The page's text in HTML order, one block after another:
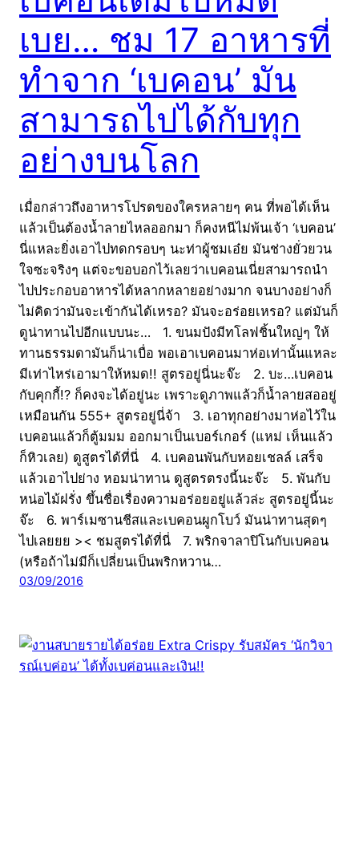
เบย… ชม 17 อาหารที่
ทำจาก ‘เบคอน’ มัน
สามารถไปได้กับทุก
อย่างบนโลก
เมื่อกล่าวถึงอาหารโปรดของใครหลายๆ คน ที่พอได้เห็น
แล้วเป็นต้องน้ำลายไหลออกมา ก็คงหนีไม่พ้นเจ้า ‘เบคอน’
นี่แหละยิ่งเอาไปทดกรอบๆ นะท่าผู้ชมเอ๋ย มันช่างยั่วยวน
ใจซะจริงๆ แต่จะขอบอกไว้เลยว่าเบคอนเนี่ยสามารถนำ
ไปประกอบอาหารได้หลากหลายอย่างมาก จนบางอย่างก็
ไม่คิดว่ามันจะเข้ากันได้เหรอ? มันจะอร่อยเหรอ? แต่มันก็
ดูน่าทานไปอีกแบบนะ… 1. ขนมปังมีทโลฟชิ้นใหญ่ๆ ให้
ทานธรรมดามันก็น่าเบื่อ พอเอาเบคอนมาห่อเท่านั้นแหละ
มีเท่าไหร่เอามาให้หมด!! สูตรอยู่นี่นะจ๊ะ 2. บะ…เบคอน
กับคุกกี้!? ก็คงจะได้อยู่นะ เพราะดูภาพแล้วก็น้ำลายสออยู่
เหมือนกัน 555+ สูตรอยู่นี่จ้า 3. เอาทุกอย่างมาห่อไว้ใน
เบคอนแล้วก็ตู้มมม ออกมาเป็นเบอร์เกอร์ (แหม่ เห็นแล้ว
ก็หิวเลย) ดูสูตรได้ที่นี่ 4. เบคอนพันกับหอยเชลล์ เสร็จ
แล้วเอาไปย่าง หอมน่าทาน ดูสูตรตรงนี้นะจ๊ะ 5. พันกับ
หน่อไม้ฝรั่ง ขึ้นชื่อเรื่องความอร่อยอยู่แล้วล่ะ สูตรอยู่นี้นะ
จ๊ะ 6. พาร์เมซานชีสและเบคอนผูกโบว์ มันน่าทานสุดๆ
ไปเลยยย >< ชมสูตรได้ที่นี่ 7. พริกจาลาปิโนกับเบคอน
(หรือถ้าไม่มีก็เปลี่ยนเป็นพริกหวาน…
03/09/2016